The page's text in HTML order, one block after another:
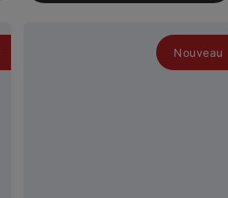
Nouveau